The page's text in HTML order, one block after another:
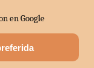
MERCADOS
en Google